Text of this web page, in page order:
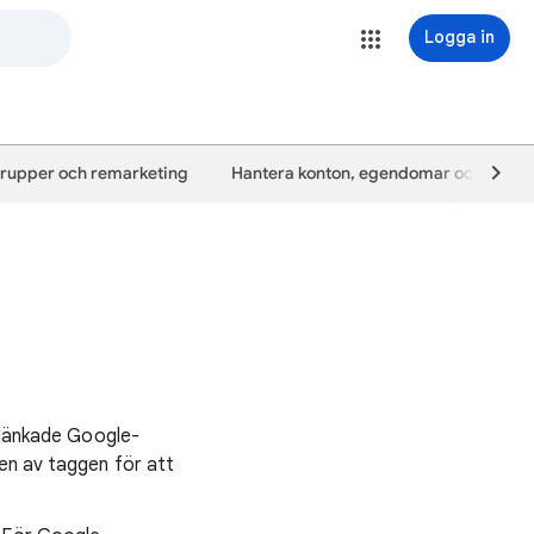
Logga in
och remarketing Hantera konton, egendomar och
Google-
av taggen för att